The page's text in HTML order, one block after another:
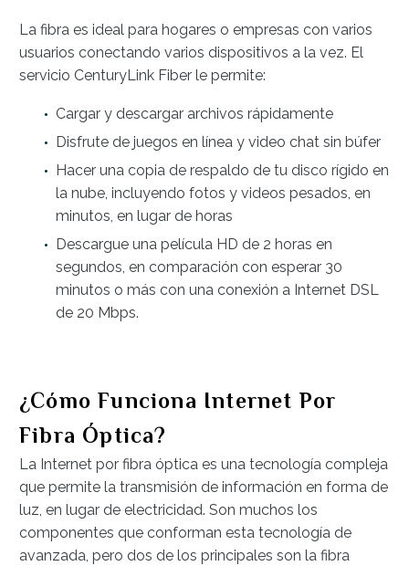
La fibra es ideal para hogares o empresas con varios
usuarios conectando varios dispositivos a la vez. El
servicio CenturyLink Fiber le permite:
Cargar y descargar archivos rápidamente
Disfrute de juegos en línea y video chat sin búfer
Hacer una copia de respaldo de tu disco rígido en
la nube, incluyendo fotos y videos pesados, en
minutos, en lugar de horas
Descargue una película HD de 2 horas en
segundos, en comparación con esperar 30
minutos o más con una conexión a Internet DSL
de 20 Mbps.
¿Cómo Funciona Internet Por
Fibra Óptica?
La Internet por fibra óptica es una tecnología compleja
que permite la transmisión de información en forma de
luz, en lugar de electricidad. Son muchos los
componentes que conforman esta tecnología de
avanzada, pero dos de los principales son la fibra